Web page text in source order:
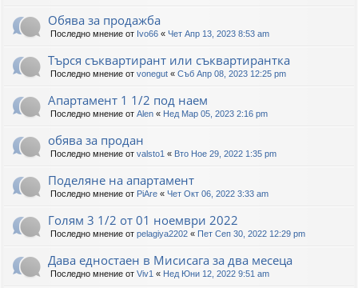
Обява за продажба
Последно мнение от Ivo66 « Чет Апр 13, 2023 8:53 am
Търся съквартирант или съквартирантка
Последно мнение от vonegut « Съб Апр 08, 2023 12:25 pm
Апартамент 1 1/2 под наем
Последно мнение от Alen « Нед Мар 05, 2023 2:16 pm
обява за продан
Последно мнение от valsto1 « Вто Ное 29, 2022 1:35 pm
Поделяне на апартамент
Последно мнение от PiAre « Чет Окт 06, 2022 3:33 am
Голям 3 1/2 от 01 ноември 2022
Последно мнение от pelagiya2202 « Пет Сеп 30, 2022 12:29 pm
Дава едностаен в Мисисага за два месеца
Последно мнение от Viv1 « Нед Юни 12, 2022 9:51 am